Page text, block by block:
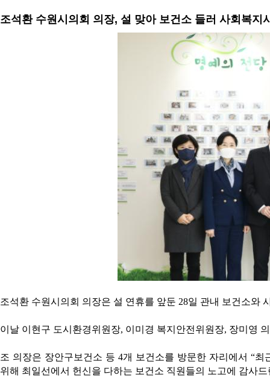
조석환 수원시의회 의장, 설 맞아 보건소 들러 사회복지
조석환 수원시의회 의장은 설 연휴를 앞둔 28일 관내 보건소와
이날 이현구 도시환경위원장, 이미경 복지안전위원장, 장미영
조 의장은 장안구보건소 등 4개 보건소를 방문한 자리에서 “
위해 최일선에서 헌신을 다하는 보건소 직원들의 노고에 감사